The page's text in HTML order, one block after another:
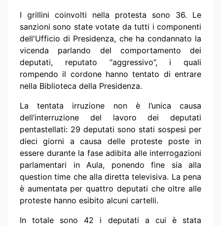
I grillini coinvolti nella protesta sono 36. Le
sanzioni sono state votate da tutti i componenti
dell'Ufficio di Presidenza, che ha condannato la
vicenda parlando del comportamento dei
deputati, reputato “aggressivo”, i quali
rompendo il cordone hanno tentato di entrare
nella Biblioteca della Presidenza.
La tentata irruzione non è l’unica causa
dell’interruzione del lavoro dei deputati
pentastellati: 29 deputati sono stati sospesi per
dieci giorni a causa delle proteste poste in
essere durante la fase adibita alle interrogazioni
parlamentari in Aula, ponendo fine sia alla
question time che alla diretta televisiva. La pena
è aumentata per quattro deputati che oltre alle
proteste hanno esibito alcuni cartelli.
In totale sono 42 i deputati a cui è stata